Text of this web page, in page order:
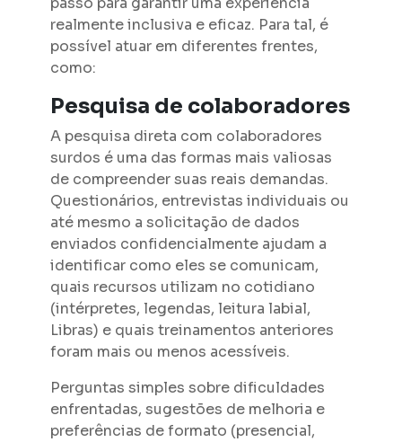
realmente inclusiva e eficaz. Para tal, é
possível atuar em diferentes frentes,
como:
Pesquisa de colaboradores
A pesquisa direta com colaboradores
surdos é uma das formas mais valiosas
de compreender suas reais demandas.
Questionários, entrevistas individuais ou
até mesmo a solicitação de dados
enviados confidencialmente ajudam a
identificar como eles se comunicam,
quais recursos utilizam no cotidiano
(intérpretes, legendas, leitura labial,
Libras) e quais treinamentos anteriores
foram mais ou menos acessíveis.
Perguntas simples sobre dificuldades
enfrentadas, sugestões de melhoria e
preferências de formato (presencial,